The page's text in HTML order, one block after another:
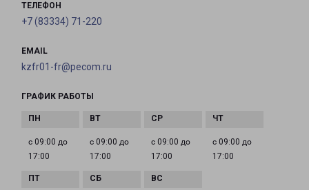
ТЕЛЕФОН
+7 (83334) 71-220
EMAIL
kzfr01-fr@pecom.ru
ГРАФИК РАБОТЫ
с 09:00 до
17:00
с 09:00 до
17:00
с 09:00 до
17:00
с 09:00 до
17:00